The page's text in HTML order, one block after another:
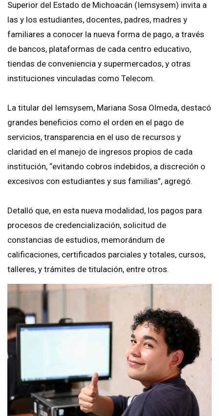
Superior del Estado de Michoacán (Iemsysem) invita a
las y los estudiantes, docentes, padres, madres y
familiares a conocer la nueva forma de pago, a través
de bancos, plataformas de cada centro educativo,
tiendas de conveniencia y supermercados, y otras
instituciones vinculadas como Telecom.
La titular del Iemsysem, Mariana Sosa Olmeda, destacó
grandes beneficios como el orden en el pago de
servicios, transparencia en el uso de recursos y
claridad en el manejo de ingresos propios de cada
institución, “evitando cobros indebidos, a discreción o
excesivos con estudiantes y sus familias”, agregó.
Detalló que, en esta nueva modalidad, los pagos para
procesos de credencialización, solicitud de
constancias de estudios, memorándum de
calificaciones, certificados parciales y totales, cursos,
talleres, y trámites de titulación, entre otros.